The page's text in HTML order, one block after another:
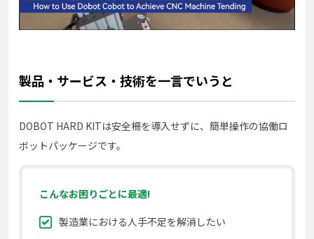
製品・サービス・技術を一言でいうと
DOBOT HARD KITは安全柵を導入せずに、簡単操作の協働ロ
ボットパッケージです。
こんなお困りごとに最適!
製造業における人手不足を解消したい